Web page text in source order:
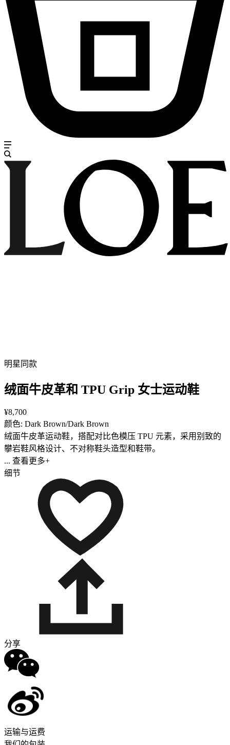
明星同款
绒面牛皮革和 TPU Grip 女士运动鞋
¥8,700
颜色: Dark Brown/Dark Brown
绒面牛皮革运动鞋，搭配对比色模压 TPU 元素，采用别致的
攀岩鞋风格设计、不对称鞋头造型和鞋带。
... 查看更多+
细节
分享
运输与运费